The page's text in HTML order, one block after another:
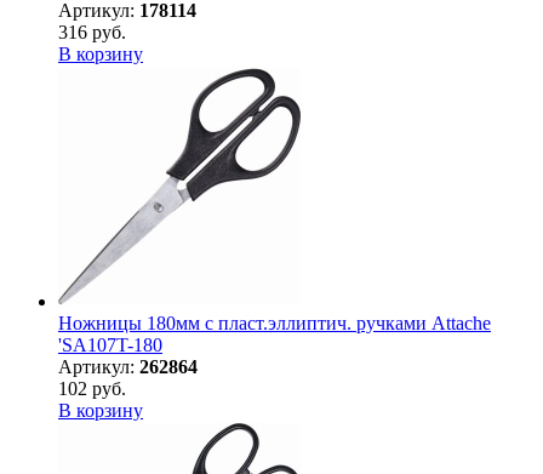
Артикул: 178114
316 руб.
В корзину
Ножницы 180мм с пласт.эллиптич. ручками Attache
'SA107T-180
Артикул: 262864
102 руб.
В корзину